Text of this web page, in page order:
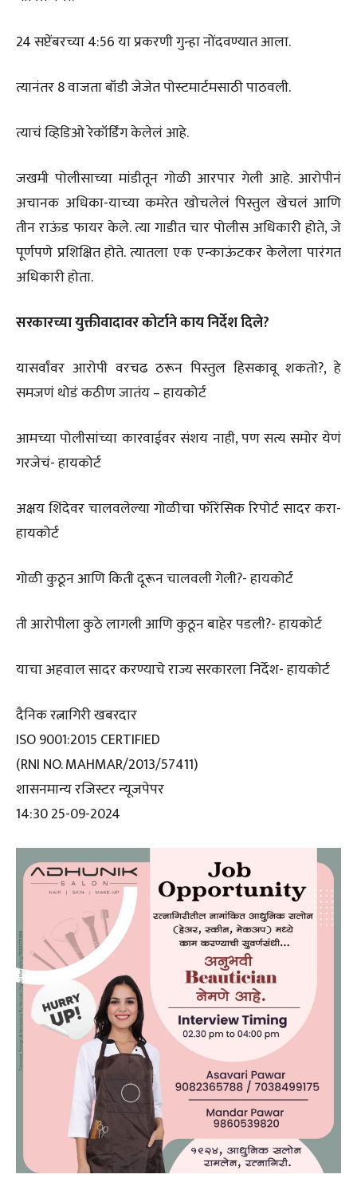
24 सप्टेंबरच्या 4:56 या प्रकरणी गुन्हा नोंदवण्यात आला.
त्यानंतर 8 वाजता बॉडी जेजेत पोस्टमार्टमसाठी पाठवली.
त्याचं व्हिडिओ रेकॉर्डिंग केलेलं आहे.
जखमी पोलीसाच्या मांडीतून गोळी आरपार गेली आहे. आरोपीनं
अचानक अधिका-याच्या कमरेत खोचलेलं पिस्तुल खेचलं आणि
तीन राऊंड फायर केले. त्या गाडीत चार पोलीस अधिकारी होते, जे
पूर्णपणे प्रशिक्षित होते. त्यातला एक एन्काऊंटकर केलेला पारंगत
अधिकारी होता.
सरकारच्या युक्तीवादावर कोर्टाने काय निर्देश दिले?
यासर्वांवर आरोपी वरचढ ठरून पिस्तुल हिसकावू शकतो?, हे
समजणं थोडं कठीण जातंय – हायकोर्ट
आमच्या पोलीसांच्या कारवाईवर संशय नाही, पण सत्य समोर येणं
गरजेचं- हायकोर्ट
अक्षय शिंदेवर चालवलेल्या गोळीचा फॉरेंसिक रिपोर्ट सादर करा-
हायकोर्ट
गोळी कुठून आणि किती दूरून चालवली गेली?- हायकोर्ट
ती आरोपीला कुठे लागली आणि कुठून बाहेर पडली?- हायकोर्ट
याचा अहवाल सादर करण्याचे राज्य सरकारला निर्देश- हायकोर्ट
दैनिक रत्नागिरी खबरदार
ISO 9001:2015 CERTIFIED
(RNI NO. MAHMAR/2013/57411)
शासनमान्य रजिस्टर न्यूजपेपर
14:30 25-09-2024